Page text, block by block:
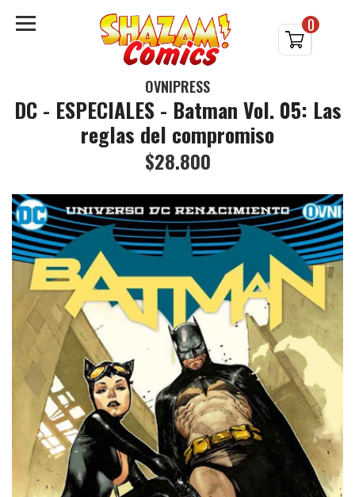
0
OVNIPRESS
DC - ESPECIALES - Batman Vol. 05: Las
reglas del compromiso
$28.800